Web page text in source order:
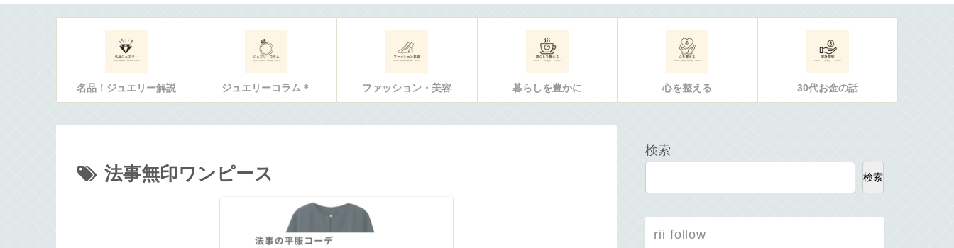
名品！ジュエリー解説 ジュエリーコラム＊ ファッション・美容 暮らしを豊かに 心を整える 30代お金の話
法事無印ワンピース
検索
検索
rii follow